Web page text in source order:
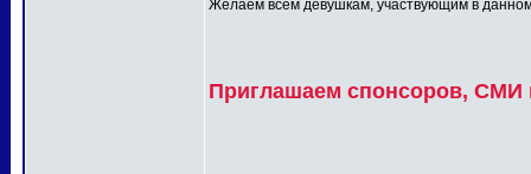
Желаем всем девушкам, участвующим в данном
Приглашаем спонсоров, СМИ